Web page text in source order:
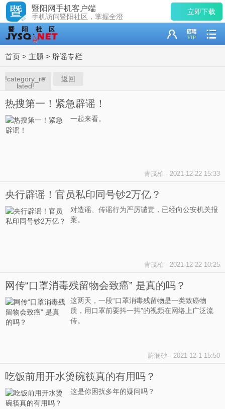
暨阳网手机客户端
手机访问暨阳社区，掌握全澄
立即下载
首页 > 主题 > 辟谣专栏
!category_re
lated!
返回
热搜第一！紧急辟谣！
一起来看。
青茂柏 - 2021-12-22 15:33
央行辟谣！官员私印同号钞2万亿？
对造谣、传谣行为严厉谴责，已经向公安机关报
案。
青茂柏 - 2021-12-22 10:25
网传“口罩消毒残留物会致癌” 是真的吗？
这两天，一段“口罩消毒残留物是一类致癌物
质，用口罩前要抖一抖”的视频在网络上广泛流
传。
蔚澜砂 - 2021-12-1 15:50
吃饭前用开水烫碗筷真的有用吗？
这是你困扰多年的疑问吗？